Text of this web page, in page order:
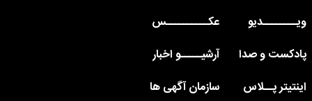
ویــــــــدیو
عکــــــــــس
پادکست و صدا
آرشیـــــو اخبار
اینتیتر پــلاس
سازمان آگهی ها